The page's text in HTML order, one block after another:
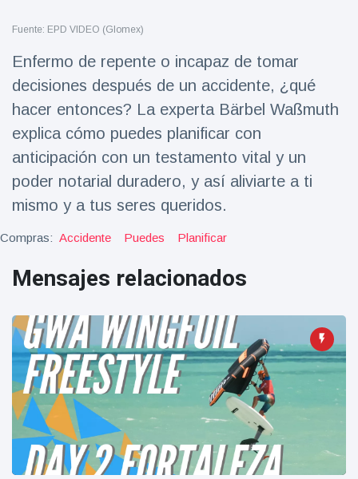
Últimas noticias
SKAI News
in English |
07/10/2025
7 October
9000 Vistas
Halloween -
Vistas
Großmutter
feiert ihren
99.
Geburtstag
und tanzt
zu
Mariachi-
Band
8 May
1133
Vistas
Fuente: EPD VIDEO (Glomex)
Enfermo de repente o incapaz de tomar
decisiones después de un accidente, ¿qué
hacer entonces? La experta Bärbel Waßmuth
explica cómo puedes planificar con
anticipación con un testamento vital y un
poder notarial duradero, y así aliviarte a ti
mismo y a tus seres queridos.
Compras: Accidente Puedes Planificar
Mensajes relacionados